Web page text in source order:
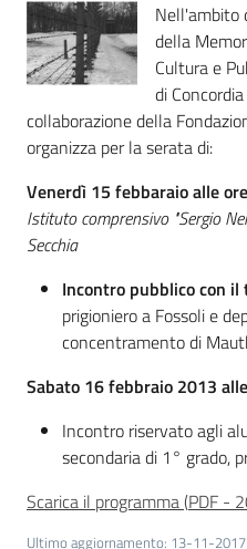
legislativa
Assemblea
Attività
Per i media
Per i cittadini
Nell'ambito
della
Cultura e
di
collaborazione della
organizza per la serata di:
Venerdì 15 febbaraio alle
Istituto comprensivo "Sergio
Secchia
Incontro pubblico con
prigioniero a Fossoli e
concentramento di
Sabato 16 febbraio 2013
Incontro riservato agli
secondaria di 1° grado,
Scarica il programma(PDF -
Ultimo aggiornamento: 13-11-